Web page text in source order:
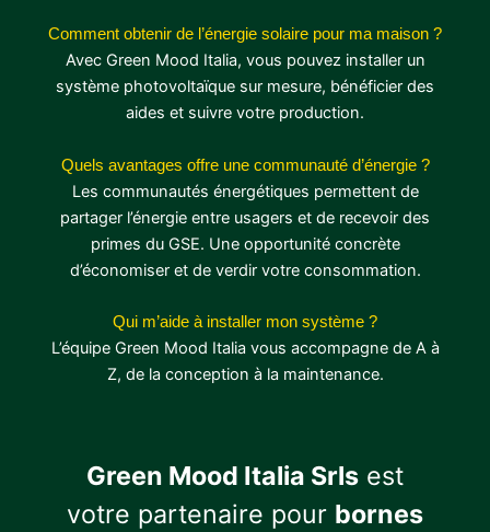
Comment obtenir de l’énergie solaire pour ma maison ?
Avec Green Mood Italia, vous pouvez installer un
système photovoltaïque sur mesure, bénéficier des
aides et suivre votre production.
Quels avantages offre une communauté d’énergie ?
Les communautés énergétiques permettent de
partager l’énergie entre usagers et de recevoir des
primes du GSE. Une opportunité concrète
d’économiser et de verdir votre consommation.
Qui m’aide à installer mon système ?
L’équipe Green Mood Italia vous accompagne de A à
Z, de la conception à la maintenance.
Green Mood Italia Srls est
votre partenaire pour bornes